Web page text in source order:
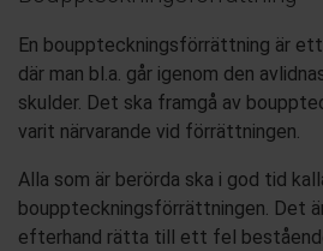
En bouppteckningsförrättning är
där man bl.a. går igenom den
skulder. Det ska framgå av
varit närvarande vid förrättningen.
Alla som är berörda ska i god tid
bouppteckningsförrättningen. Det
efterhand rätta till ett fel